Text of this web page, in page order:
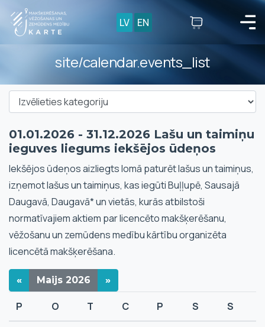
LV EN
site/calendar.events_list
01.01.2026 - 31.12.2026 Lašu un taimiņu
ieguves liegums iekšējos ūdeņos
Iekšējos ūdeņos aizliegts lomā paturēt lašus un taimiņus,
izņemot lašus un taimiņus, kas iegūti Buļļupē, Sausajā
Daugavā, Daugavā* un vietās, kurās atbilstoši
normatīvajiem aktiem par licencēto makšķerēšanu,
vēžošanu un zemūdens medību kārtību organizēta
licencētā makšķerēšana.
« Maijs 2026 »
P O T C P S S